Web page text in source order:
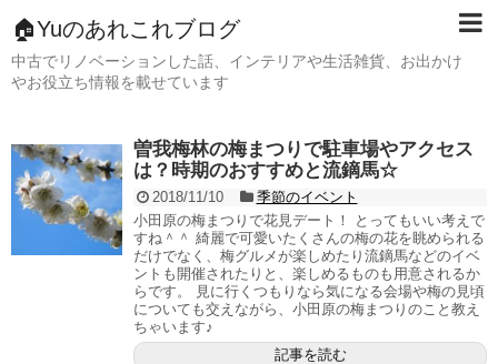
🏠Yuのあれこれブログ
中古でリノベーションした話、インテリアや生活雑貨、お出かけ
やお役立ち情報を載せています
曽我梅林の梅まつりで駐車場やアクセス
は？時期のおすすめと流鏑馬☆
2018/11/10
季節のイベント
小田原の梅まつりで花見デート！ とってもいい考えで
すね＾＾ 綺麗で可愛いたくさんの梅の花を眺められる
だけでなく、梅グルメが楽しめたり流鏑馬などのイベ
ントも開催されたりと、楽しめるものも用意されるか
らです。 見に行くつもりなら気になる会場や梅の見頃
についても交えながら、小田原の梅まつりのこと教え
ちゃいます♪
記事を読む